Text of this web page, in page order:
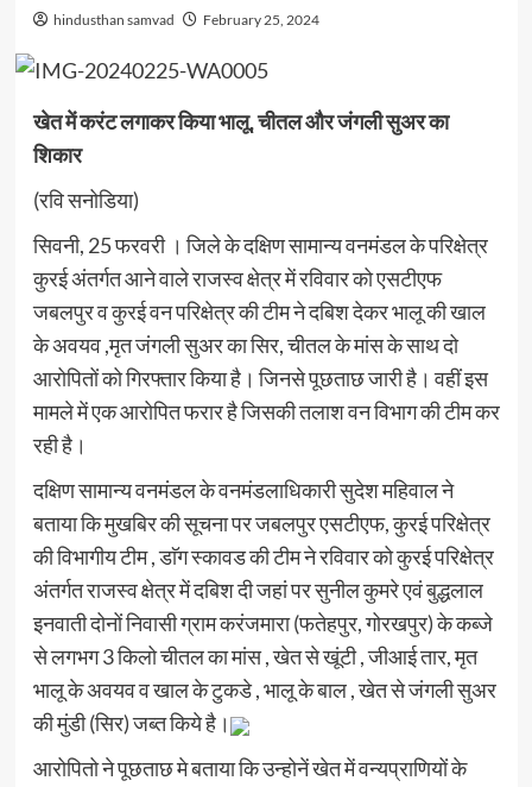
hindusthan samvad February 25, 2024
खेत में करंट लगाकर किया भालू, चीतल और जंगली सुअर का
शिकार
(रवि सनोडिया)
सिवनी, 25 फरवरी । जिले के दक्षिण सामान्य वनमंडल के परिक्षेत्र
कुरई अंतर्गत आने वाले राजस्व क्षेत्र में रविवार को एसटीएफ
जबलपुर व कुरई वन परिक्षेत्र की टीम ने दबिश देकर भालू की खाल
के अवयव ,मृत जंगली सुअर का सिर, चीतल के मांस के साथ दो
आरोपितों को गिरफ्तार किया है। जिनसे पूछताछ जारी है। वहीं इस
मामले में एक आरोपित फरार है जिसकी तलाश वन विभाग की टीम कर
रही है।
दक्षिण सामान्य वनमंडल के वनमंडलाधिकारी सुदेश महिवाल ने
बताया कि मुखबिर की सूचना पर जबलपुर एसटीएफ, कुरई परिक्षेत्र
की विभागीय टीम , डाॅग स्कावड की टीम ने रविवार को कुरई परिक्षेत्र
अंतर्गत राजस्व क्षेत्र में दबिश दी जहां पर सुनील कुमरे एवं बुद्धलाल
इनवाती दोनों निवासी ग्राम करंजमारा (फतेहपुर, गोरखपुर) के कब्जे
से लगभग 3 किलो चीतल का मांस , खेत से खूंटी , जीआई तार, मृत
भालू के अवयव व खाल के टुकडे , भालू के बाल , खेत से जंगली सुअर
की मुंडी (सिर) जब्त किये है।
आरोपितो ने पूछताछ मे बताया कि उन्होनें खेत में वन्यप्राणियों के